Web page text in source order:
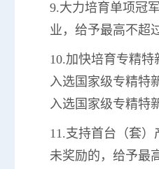
9.大力培育单项冠
业，给予最高不超
10.加快培育专精
入选国家级专精特
入选国家级专精特
11.支持首台（套
未奖励的，给予最